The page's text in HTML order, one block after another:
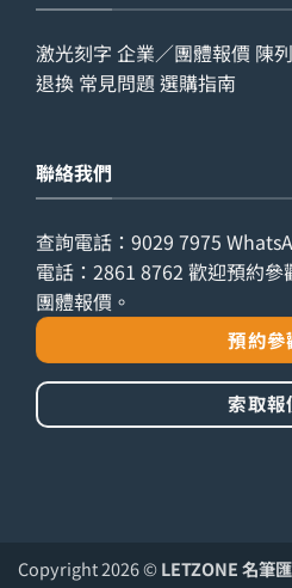
激光刻字 企業／團體報價 陳
退換 常見問題 選購指南
聯絡我們
查詢電話： 9029 7975
電話： 2861 8762 歡迎預約參
團體報價。
預約參
索取報
Copyright 2026 ©LETZONE 名筆匯